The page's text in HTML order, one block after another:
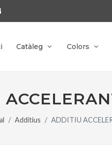
170 160
Catàleg Colors
Additius ADDITIU